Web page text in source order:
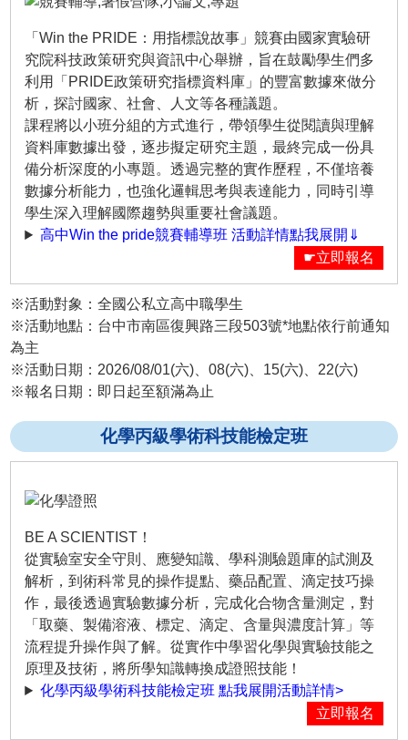
「Win the PRIDE：用指標說故事」競賽由國家實驗研
究院科技政策研究與資訊中心舉辦，旨在鼓勵學生們多
利用「PRIDE政策研究指標資料庫」的豐富數據來做分
析，探討國家、社會、人文等各種議題。
課程將以小班分組的方式進行，帶領學生從閱讀與理解
資料庫數據出發，逐步擬定研究主題，最終完成一份具
備分析深度的小專題。透過完整的實作歷程，不僅培養
數據分析能力，也強化邏輯思考與表達能力，同時引導
學生深入理解國際趨勢與重要社會議題。
高中Win the pride競賽輔導班 活動詳情點我展開⇓
☛立即報名
※活動對象：全國公私立高中職學生
※活動地點：台中市南區復興路三段503號*地點依行前通知
為主
※活動日期：2026/08/01(六)、08(六)、15(六)、22(六)
※報名日期：即日起至額滿為止
化學丙級學術科技能檢定班
BE A SCIENTIST！
從實驗室安全守則、應變知識、學科測驗題庫的試測及
解析，到術科常見的操作提點、藥品配置、滴定技巧操
作，最後透過實驗數據分析，完成化合物含量測定，對
「取藥、製備溶液、標定、滴定、含量與濃度計算」等
流程提升操作與了解。從實作中學習化學與實驗技能之
原理及技術，將所學知識轉換成證照技能！
化學丙級學術科技能檢定班 點我展開活動詳情>
立即報名